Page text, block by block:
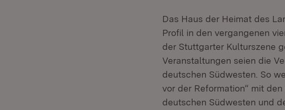
Das Haus der Heimat des
Profil in den vergangenen
der Stuttgarter Kulturszene
Veranstaltungen seien die
deutschen Südwesten. So
vor der Reformation“ mit
deutschen Südwesten und